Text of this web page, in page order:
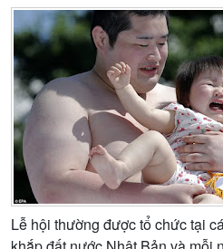
Lễ hội thường được tổ chức tại